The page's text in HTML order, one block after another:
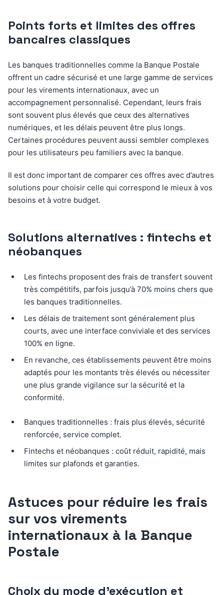
Points forts et limites des offres
bancaires classiques
Les banques traditionnelles comme la Banque Postale
offrent un cadre sécurisé et une large gamme de services
pour les virements internationaux, avec un
accompagnement personnalisé. Cependant, leurs frais
sont souvent plus élevés que ceux des alternatives
numériques, et les délais peuvent être plus longs.
Certaines procédures peuvent aussi sembler complexes
pour les utilisateurs peu familiers avec la banque.
Il est donc important de comparer ces offres avec d’autres
solutions pour choisir celle qui correspond le mieux à vos
besoins et à votre budget.
Solutions alternatives : fintechs et
néobanques
Les fintechs proposent des frais de transfert souvent
très compétitifs, parfois jusqu’à 70% moins chers que
les banques traditionnelles.
Les délais de traitement sont généralement plus
courts, avec une interface conviviale et des services
100% en ligne.
En revanche, ces établissements peuvent être moins
adaptés pour les montants très élevés ou nécessiter
une plus grande vigilance sur la sécurité et la
conformité.
Banques traditionnelles : frais plus élevés, sécurité
renforcée, service complet.
Fintechs et néobanques : coût réduit, rapidité, mais
limites sur plafonds et garanties.
Astuces pour réduire les frais
sur vos virements
internationaux à la Banque
Postale
Choix du mode d’exécution et